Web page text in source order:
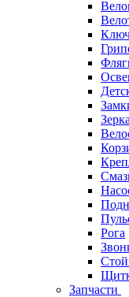
Рога
Запчасти